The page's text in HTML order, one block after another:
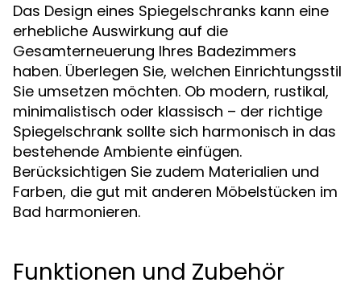
Das Design eines Spiegelschranks kann eine
erhebliche Auswirkung auf die
Gesamterneuerung Ihres Badezimmers
haben. Überlegen Sie, welchen Einrichtungsstil
Sie umsetzen möchten. Ob modern, rustikal,
minimalistisch oder klassisch – der richtige
Spiegelschrank sollte sich harmonisch in das
bestehende Ambiente einfügen.
Berücksichtigen Sie zudem Materialien und
Farben, die gut mit anderen Möbelstücken im
Bad harmonieren.
Funktionen und Zubehör